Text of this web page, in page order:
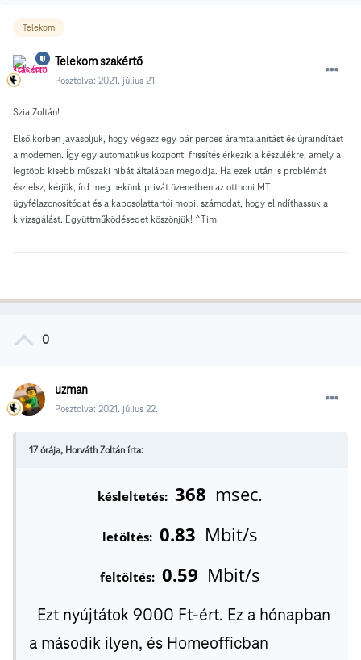
Telekom
Telekom szakértő
Posztolva: 2021. július 21.
Szia Zoltán!
Első körben javasoljuk, hogy végezz egy pár perces áramtalanítást és újraindítást
a modemen. Így egy automatikus központi frissítés érkezik a készülékre, amely a
legtöbb kisebb műszaki hibát általában megoldja. Ha ezek után is problémát
észlelsz, kérjük, írd meg nekünk privát üzenetben az otthoni MT
ügyfélazonosítódat és a kapcsolattartói mobil számodat, hogy elindíthassuk a
kivizsgálást. Együttműködésedet köszönjük! ^Timi
0
uzman
Posztolva: 2021. július 22.
17 órája, Horváth Zoltán írta:
késleltetés: 368 msec.
letöltés: 0.83 Mbit/s
feltöltés: 0.59 Mbit/s
Ezt nyújtátok 9000 Ft-ért. Ez a hónapban
a második ilyen, és Homeofficban